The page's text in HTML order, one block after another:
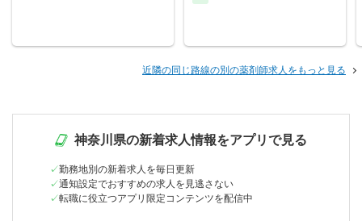
近隣の同じ路線の別の薬剤師求人をもっと見る
神奈川県の新着求人情報をアプリで見る
勤務地別の新着求人を毎日更新
通知設定でおすすめの求人を見逃さない
転職に役立つアプリ限定コンテンツを配信中